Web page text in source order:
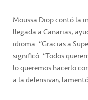
Moussa Diop contó la
llegada a Canarias,
idioma. “Gracias a
significó. “Todos
lo queremos hacerlo
a la defensiva”,